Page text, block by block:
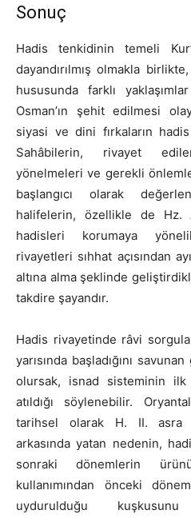
Sonuç
Hadis tenkidinin temeli
dayandırılmış olmakla
hususunda farklı
Osman’ın şehit edilmesi
siyasi ve dini fırkaların
Sahâbilerin, rivayet
yönelmeleri ve gerekli
başlangıcı olarak
halifelerin, özellikle de Hz.
hadisleri korumaya
rivayetleri sıhhat açısından
altına alma şeklinde
takdire şayandır.
Hadis rivayetinde râvi
yarısında başladığını
olursak, isnad sisteminin
atıldığı söylenebilir.
tarihsel olarak H. II. asra
arkasında yatan nedenin,
sonraki dönemlerin
kullanımından önceki
uydurulduğu